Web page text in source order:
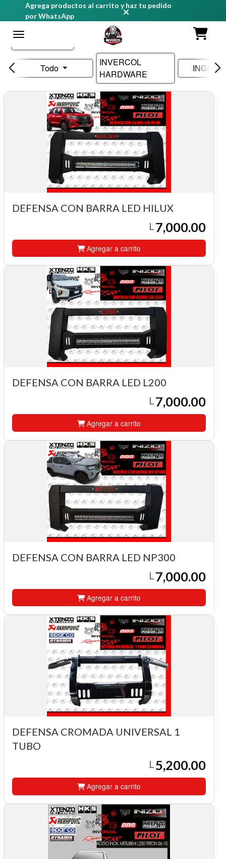
Agrega productos al carrito y haz tu pedido
por WhatsApp
Ordenar
Todo
INVERCOL
HARDWARE
INGCO
DEFENSA CON BARRA LED HILUX
L7,000.00
Agregar a carrito
DEFENSA CON BARRA LED L200
L7,000.00
Agregar a carrito
DEFENSA CON BARRA LED NP300
L7,000.00
Agregar a carrito
DEFENSA CROMADA UNIVERSAL 1
TUBO
L5,200.00
Agregar a carrito